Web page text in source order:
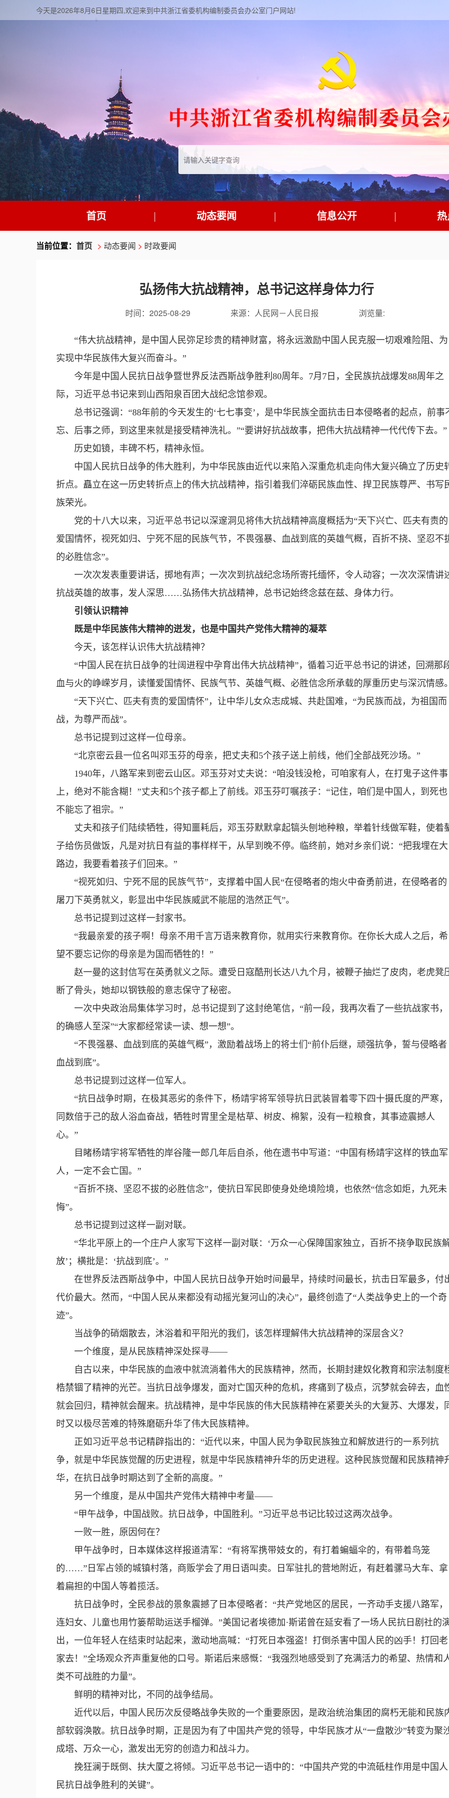
今天是2026年8月6日星期四,欢迎来到中共浙江省委机构编制委员会办公室门户网站!
首页 动态要闻 信息公开
当前位置： 首页 > 动态要闻 > 时政要闻
弘扬伟大抗战精神，总书记这样身体力行
时间： 2025-08-29 来源： 人民网－人民日报 浏览量:
“伟大抗战精神，是中国人民弥足珍贵的精神财富，将永远激励中国人民克服一切艰难险阻、为
实现中华民族伟大复兴而奋斗。”
今年是中国人民抗日战争暨世界反法西斯战争胜利80周年。7月7日，全民族抗战爆发88周年之
际，习近平总书记来到山西阳泉百团大战纪念馆参观。
总书记强调：“88年前的今天发生的‘七七事变’，是中华民族全面抗击日本侵略者的起点，前事
忘、后事之师，到这里来就是接受精神洗礼。”“要讲好抗战故事，把伟大抗战精神一代代传下去。”
历史如镜，丰碑不朽，精神永恒。
中国人民抗日战争的伟大胜利，为中华民族由近代以来陷入深重危机走向伟大复兴确立了历史
折点。矗立在这一历史转折点上的伟大抗战精神，指引着我们淬砺民族血性、捍卫民族尊严、书写
族荣光。
党的十八大以来，习近平总书记以深邃洞见将伟大抗战精神高度概括为“天下兴亡、匹夫有责的
爱国情怀，视死如归、宁死不屈的民族气节，不畏强暴、血战到底的英雄气概，百折不挠、坚忍不
的必胜信念”。
一次次发表重要讲话，掷地有声；一次次到抗战纪念场所寄托缅怀，令人动容；一次次深情讲
抗战英雄的故事，发人深思……弘扬伟大抗战精神，总书记始终念兹在兹、身体力行。
引领认识精神
既是中华民族伟大精神的迸发，也是中国共产党伟大精神的凝萃
今天，该怎样认识伟大抗战精神？
“中国人民在抗日战争的壮阔进程中孕育出伟大抗战精神”，循着习近平总书记的讲述，回溯那
血与火的峥嵘岁月，读懂爱国情怀、民族气节、英雄气概、必胜信念所承载的厚重历史与深沉情感
“天下兴亡、匹夫有责的爱国情怀”，让中华儿女众志成城、共赴国难，“为民族而战，为祖国而
战，为尊严而战”。
总书记提到过这样一位母亲。
“北京密云县一位名叫邓玉芬的母亲，把丈夫和5个孩子送上前线，他们全部战死沙场。”
1940年，八路军来到密云山区。邓玉芬对丈夫说：“咱没钱没枪，可咱家有人，在打鬼子这件事
上，绝对不能含糊！”丈夫和5个孩子都上了前线。邓玉芬叮嘱孩子：“记住，咱们是中国人，到死也
不能忘了祖宗。”
丈夫和孩子们陆续牺牲，得知噩耗后，邓玉芬默默拿起镐头刨地种粮，举着针线做军鞋，使着
子给伤员做饭，凡是对抗日有益的事样样干，从早到晚不停。临终前，她对乡亲们说：“把我埋在大
路边，我要看着孩子们回来。”
“视死如归、宁死不屈的民族气节”，支撑着中国人民“在侵略者的炮火中奋勇前进，在侵略者的
屠刀下英勇就义，彰显出中华民族威武不能屈的浩然正气”。
总书记提到过这样一封家书。
“我最亲爱的孩子啊！母亲不用千言万语来教育你，就用实行来教育你。在你长大成人之后，希
望不要忘记你的母亲是为国而牺牲的！”
赵一曼的这封信写在英勇就义之际。遭受日寇酷刑长达八九个月，被鞭子抽烂了皮肉，老虎凳
断了骨头，她却以钢铁般的意志保守了秘密。
一次中央政治局集体学习时，总书记提到了这封绝笔信，“前一段，我再次看了一些抗战家书，
的确感人至深”“大家都经常读一读、想一想”。
“不畏强暴、血战到底的英雄气概”，激励着战场上的将士们“前仆后继，顽强抗争，誓与侵略者
血战到底”。
总书记提到过这样一位军人。
“抗日战争时期，在极其恶劣的条件下，杨靖宇将军领导抗日武装冒着零下四十摄氏度的严寒，
同数倍于己的敌人浴血奋战，牺牲时胃里全是枯草、树皮、棉絮，没有一粒粮食，其事迹震撼人
心。”
目睹杨靖宇将军牺牲的岸谷隆一郎几年后自杀，他在遗书中写道：“中国有杨靖宇这样的铁血军
人，一定不会亡国。”
“百折不挠、坚忍不拔的必胜信念”，使抗日军民即使身处绝境险境，也依然“信念如炬，九死未
悔”。
总书记提到过这样一副对联。
“华北平原上的一个庄户人家写下这样一副对联：‘万众一心保障国家独立，百折不挠争取民族
放’；横批是：‘抗战到底’。”
在世界反法西斯战争中，中国人民抗日战争开始时间最早，持续时间最长，抗击日军最多，付
代价最大。然而，“中国人民从来都没有动摇光复河山的决心”，最终创造了“人类战争史上的一个奇
迹”。
当战争的硝烟散去，沐浴着和平阳光的我们，该怎样理解伟大抗战精神的深层含义？
一个维度，是从民族精神深处探寻——
自古以来，中华民族的血液中就流淌着伟大的民族精神，然而，长期封建奴化教育和宗法制度
梏禁锢了精神的光芒。当抗日战争爆发，面对亡国灭种的危机，疼痛到了极点，沉梦就会碎去，血
就会回归，精神就会醒来。抗战精神，是中华民族的伟大民族精神在紧要关头的大复苏、大爆发，
时又以极尽苦难的特殊磨砺升华了伟大民族精神。
正如习近平总书记精辟指出的：“近代以来，中国人民为争取民族独立和解放进行的一系列抗
争，就是中华民族觉醒的历史进程，就是中华民族精神升华的历史进程。这种民族觉醒和民族精神
华，在抗日战争时期达到了全新的高度。”
另一个维度，是从中国共产党伟大精神中考量——
“甲午战争，中国战败。抗日战争，中国胜利。”习近平总书记比较过这两次战争。
一败一胜，原因何在？
甲午战争时，日本媒体这样报道清军：“有将军携带妓女的，有打着蝙蝠伞的，有带着鸟笼
的……”日军占领的城镇村落，商贩学会了用日语叫卖。日军驻扎的营地附近，有赶着骡马大车、拿
着扁担的中国人等着揽活。
抗日战争时，全民参战的景象震撼了日本侵略者：“共产党地区的居民，一齐动手支援八路军，
连妇女、儿童也用竹篓帮助运送手榴弹。”美国记者埃德加·斯诺曾在延安看了一场人民抗日剧社的
出，一位年轻人在结束时站起来，激动地高喊：“打死日本强盗！打倒杀害中国人民的凶手！打回老
家去！”全场观众齐声重复他的口号。斯诺后来感慨：“我强烈地感受到了充满活力的希望、热情和
类不可战胜的力量”。
鲜明的精神对比，不同的战争结局。
近代以后，中国人民历次反侵略战争失败的一个重要原因，是政治统治集团的腐朽无能和民族
部软弱涣散。抗日战争时期，正是因为有了中国共产党的领导，中华民族才从“一盘散沙”转变为聚
成塔、万众一心，激发出无穷的创造力和战斗力。
挽狂澜于既倒、扶大厦之将倾。习近平总书记一语中的：“中国共产党的中流砥柱作用是中国人
民抗日战争胜利的关键”。